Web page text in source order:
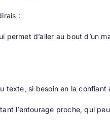
:
permet d’aller au bout d’un
texte, si besoin en la confiant
l’entourage proche, qui